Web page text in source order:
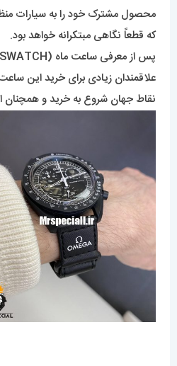
محصول مشترک خود را به سیارات
که قطعاً نگاهی مبتکرانه خواهد بود.
نقاط جهان شروع به خرید و همچنان